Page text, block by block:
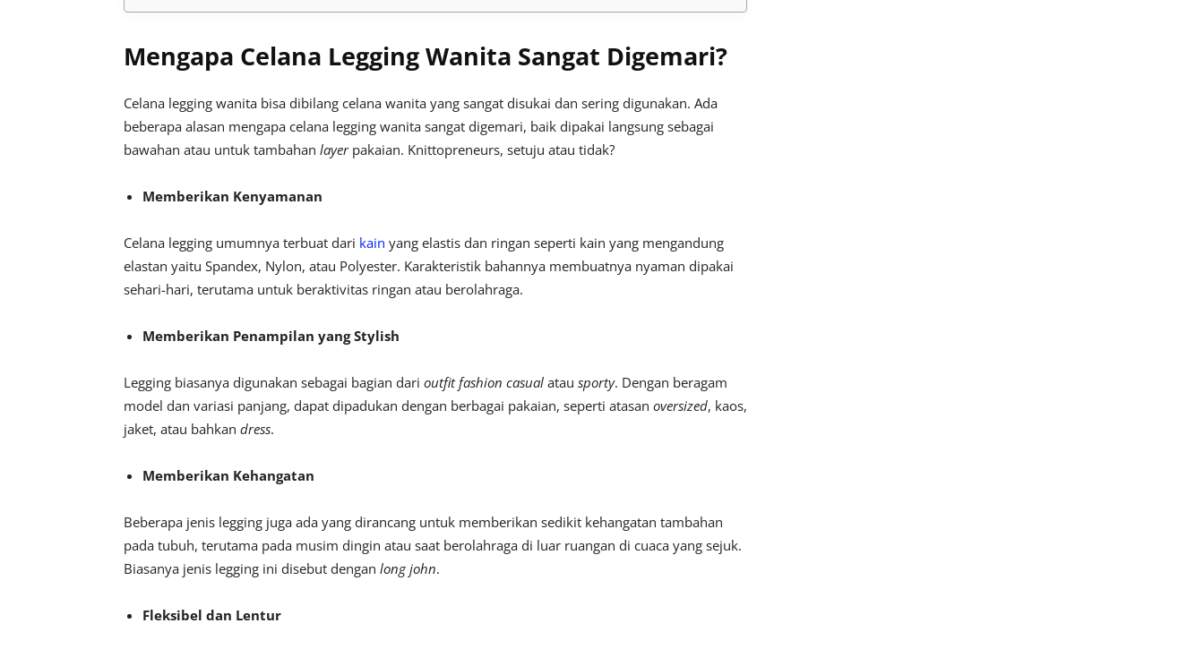
Mengapa Celana Legging Wanita Sangat Digemari?
Celana legging wanita bisa dibilang celana wanita yang sangat disukai dan sering digunakan. Ada
beberapa alasan mengapa celana legging wanita sangat digemari, baik dipakai langsung sebagai
bawahan atau untuk tambahan layer pakaian. Knittopreneurs, setuju atau tidak?
Memberikan Kenyamanan
Celana legging umumnya terbuat dari kain yang elastis dan ringan seperti kain yang mengandung
elastan yaitu Spandex, Nylon, atau Polyester. Karakteristik bahannya membuatnya nyaman dipakai
sehari-hari, terutama untuk beraktivitas ringan atau berolahraga.
Memberikan Penampilan yang Stylish
Legging biasanya digunakan sebagai bagian dari outfit fashion casual atau sporty. Dengan beragam
model dan variasi panjang, dapat dipadukan dengan berbagai pakaian, seperti atasan oversized, kaos,
jaket, atau bahkan dress.
Memberikan Kehangatan
Beberapa jenis legging juga ada yang dirancang untuk memberikan sedikit kehangatan tambahan
pada tubuh, terutama pada musim dingin atau saat berolahraga di luar ruangan di cuaca yang sejuk.
Biasanya jenis legging ini disebut dengan long john.
Fleksibel dan Lentur